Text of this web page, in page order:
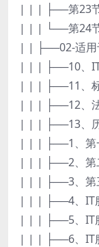
| | | ├──第23
| | | └──第24节
| | ├──02-适用
| | | ├──10、
| | | ├──11、
| | | ├──12、法
| | | ├──13、
| | | ├──1、第
| | | ├──2、第
| | | ├──3、第
| | | ├──4、IT
| | | ├──5、IT
| | | ├──6、IT